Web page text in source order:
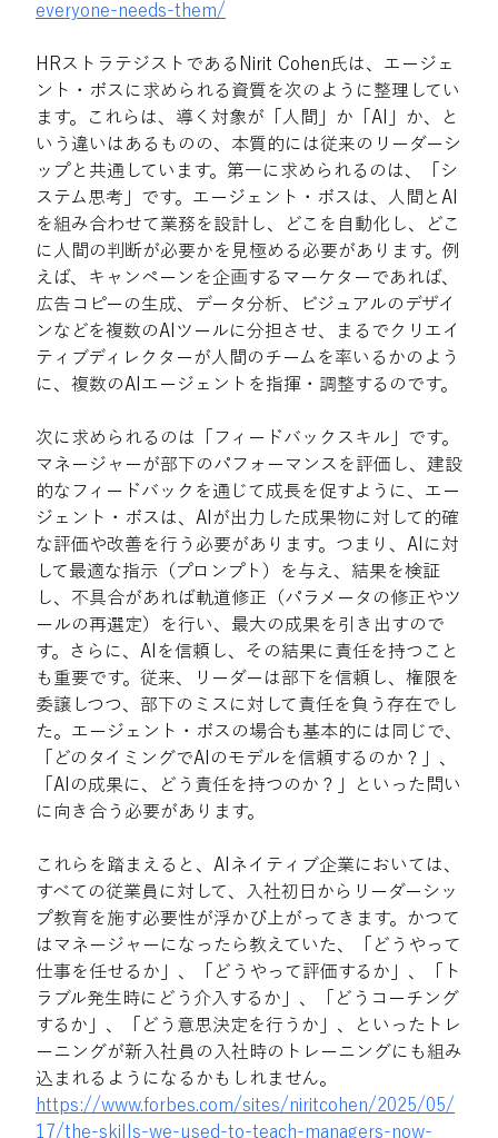
everyone-needs-them/
HRストラテジストであるNirit Cohen氏は、エージェ
ント・ボスに求められる資質を次のように整理してい
ます。これらは、導く対象が「人間」か「AI」か、と
いう違いはあるものの、本質的には従来のリーダーシ
ップと共通しています。第一に求められるのは、「シ
ステム思考」です。エージェント・ボスは、人間とAI
を組み合わせて業務を設計し、どこを自動化し、どこ
に人間の判断が必要かを見極める必要があります。例
えば、キャンペーンを企画するマーケターであれば、
広告コピーの生成、データ分析、ビジュアルのデザイ
ンなどを複数のAIツールに分担させ、まるでクリエイ
ティブディレクターが人間のチームを率いるかのよう
に、複数のAIエージェントを指揮・調整するのです。
次に求められるのは「フィードバックスキル」です。
マネージャーが部下のパフォーマンスを評価し、建設
的なフィードバックを通じて成長を促すように、エー
ジェント・ボスは、AIが出力した成果物に対して的確
な評価や改善を行う必要があります。つまり、AIに対
して最適な指示（プロンプト）を与え、結果を検証
し、不具合があれば軌道修正（パラメータの修正やツ
ールの再選定）を行い、最大の成果を引き出すので
す。さらに、AIを信頼し、その結果に責任を持つこと
も重要です。従来、リーダーは部下を信頼し、権限を
委譲しつつ、部下のミスに対して責任を負う存在でし
た。エージェント・ボスの場合も基本的には同じで、
「どのタイミングでAIのモデルを信頼するのか？」、
「AIの成果に、どう責任を持つのか？」といった問い
に向き合う必要があります。
これらを踏まえると、AIネイティブ企業においては、
すべての従業員に対して、入社初日からリーダーシッ
プ教育を施す必要性が浮かび上がってきます。かつて
はマネージャーになったら教えていた、「どうやって
仕事を任せるか」、「どうやって評価するか」、「ト
ラブル発生時にどう介入するか」、「どうコーチング
するか」、「どう意思決定を行うか」、といったトレ
ーニングが新入社員の入社時のトレーニングにも組み
込まれるようになるかもしれません。
https://www.forbes.com/sites/niritcohen/2025/05/
17/the-skills-we-used-to-teach-managers-now-